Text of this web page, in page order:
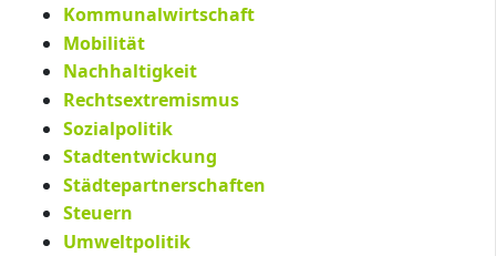
Kommunalwirtschaft
Mobilität
Nachhaltigkeit
Rechtsextremismus
Sozialpolitik
Stadtentwickung
Städtepartnerschaften
Steuern
Umweltpolitik